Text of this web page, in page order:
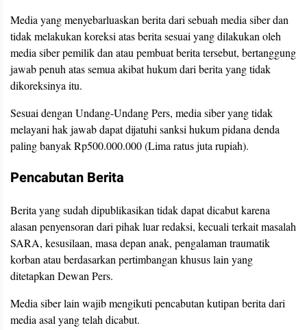
Media yang menyebarluaskan berita dari sebuah media siber dan
tidak melakukan koreksi atas berita sesuai yang dilakukan oleh
media siber pemilik dan atau pembuat berita tersebut, bertanggung
jawab penuh atas semua akibat hukum dari berita yang tidak
dikoreksinya itu.
Sesuai dengan Undang-Undang Pers, media siber yang tidak
melayani hak jawab dapat dijatuhi sanksi hukum pidana denda
paling banyak Rp500.000.000 (Lima ratus juta rupiah).
Pencabutan Berita
Berita yang sudah dipublikasikan tidak dapat dicabut karena
alasan penyensoran dari pihak luar redaksi, kecuali terkait masalah
SARA, kesusilaan, masa depan anak, pengalaman traumatik
korban atau berdasarkan pertimbangan khusus lain yang
ditetapkan Dewan Pers.
Media siber lain wajib mengikuti pencabutan kutipan berita dari
media asal yang telah dicabut.